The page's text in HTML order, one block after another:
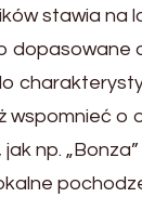
stawia na
dopasowane
wspomnieć
np.